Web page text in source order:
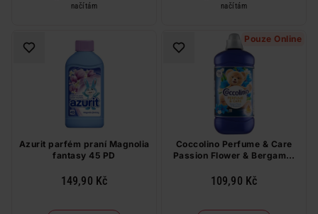
načítám
načítám
Azurit parfém praní Magnolia
fantasy 45 PD
149,90 Kč
Pouze Online
Coccolino Perfume & Care
Passion Flower & Bergamot
109,90 Kč